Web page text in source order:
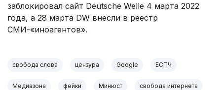
заблокировал сайт Deutsche Welle 4 марта 2022
года, а 28 марта DW внесли в реестр
СМИ-«иноагентов».
свобода слова цензура Google ЕСПЧ
Медиазона фейки Минюст свобода интернета